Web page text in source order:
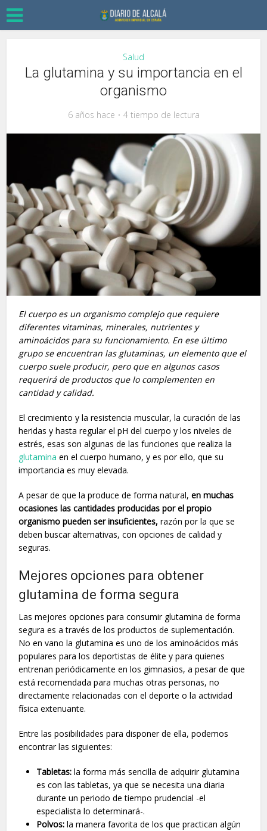
Salud
La glutamina y su importancia en el
organismo
6 años hace 4 tiempo de lectura
El cuerpo es un organismo complejo que requiere
diferentes vitaminas, minerales, nutrientes y
aminoácidos para su funcionamiento. En ese último
grupo se encuentran las glutaminas, un elemento que el
cuerpo suele producir, pero que en algunos casos
requerirá de productos que lo complementen en
cantidad y calidad.
El crecimiento y la resistencia muscular, la curación de las
heridas y hasta regular el pH del cuerpo y los niveles de
estrés, esas son algunas de las funciones que realiza la
glutamina en el cuerpo humano, y es por ello, que su
importancia es muy elevada.
A pesar de que la produce de forma natural,en muchas
ocasiones las cantidades producidas por el propio
organismo pueden ser insuficientes, razón por la que se
deben buscar alternativas, con opciones de calidad y
seguras.
Mejores opciones para obtener
glutamina de forma segura
Las mejores opciones para consumir glutamina de forma
segura es a través de los productos de suplementación.
No en vano la glutamina es uno de los aminoácidos más
populares para los deportistas de élite y para quienes
entrenan periódicamente en los gimnasios, a pesar de que
está recomendada para muchas otras personas, no
directamente relacionadas con el deporte o la actividad
física extenuante.
Entre las posibilidades para disponer de ella, podemos
encontrar las siguientes:
Tabletas: la forma más sencilla de adquirir glutamina
es con las tabletas, ya que se necesita una diaria
durante un periodo de tiempo prudencial -el
especialista lo determinará-.
Polvos: la manera favorita de los que practican algún